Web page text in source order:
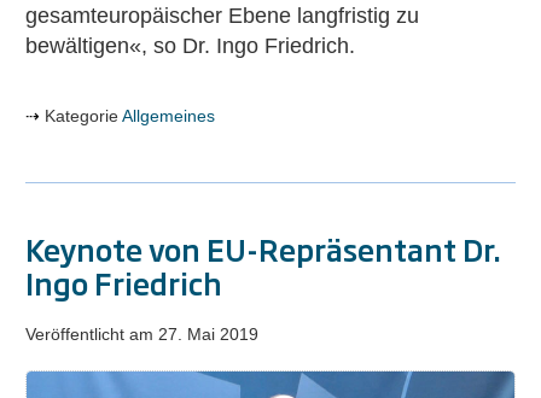
gesamteuropäischer Ebene langfristig zu
bewältigen«, so Dr. Ingo Friedrich.
KategorieAllgemeines
Keynote von EU-Repräsentant Dr.
Ingo Friedrich
Veröffentlicht am 27. Mai 2019
Keynote